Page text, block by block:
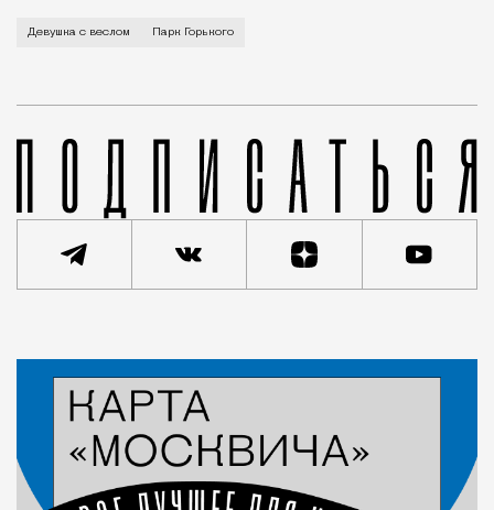
Ее напечатали на 3D-принтере к 90-летию ЦПКиО.
Девушка с веслом Парк Горького
Город